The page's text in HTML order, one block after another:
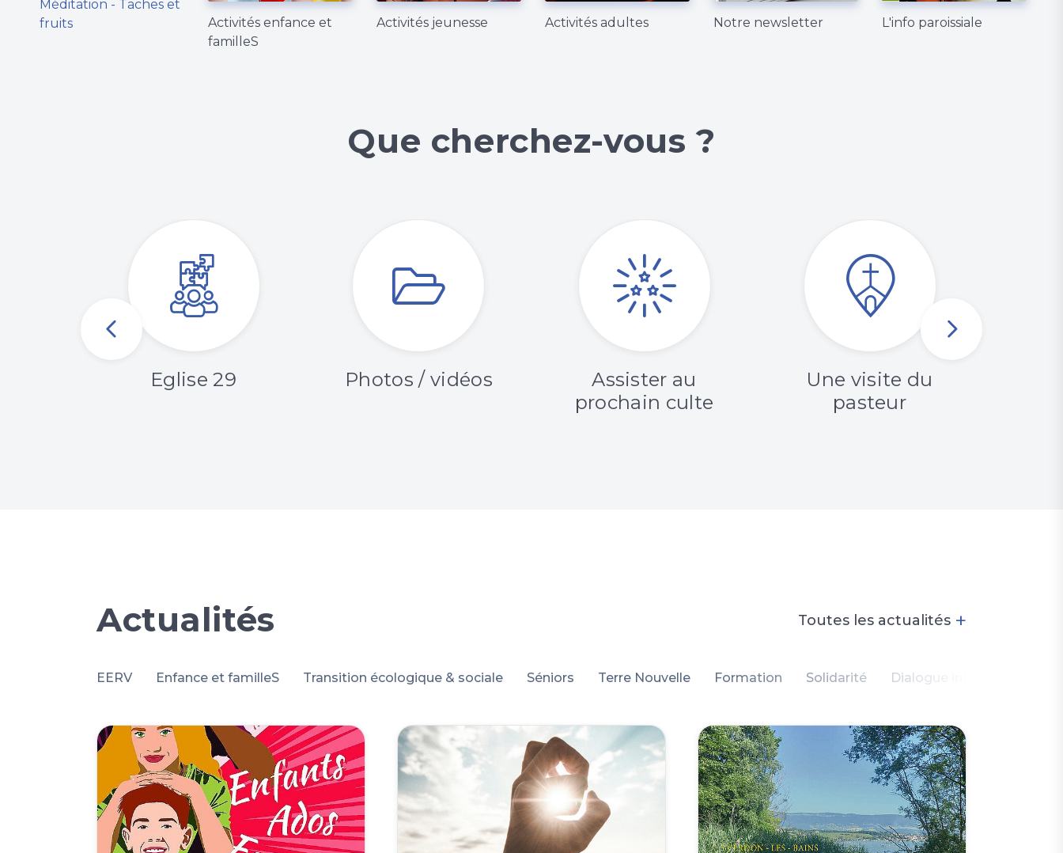
fruits
Activités enfance et
familleS
Activités jeunesse Activités adultes Notre newsletter L'info paroissiale
Que cherchez-vous ?
Eglise 29 Photos / vidéos
Assister au
prochain culte
Une visite du
pasteur
Actualités Toutes les actualités +
EERV Enfance et familleS Transition écologique & sociale Séniors Terre Nouvelle Formation Solidarité Dialogue